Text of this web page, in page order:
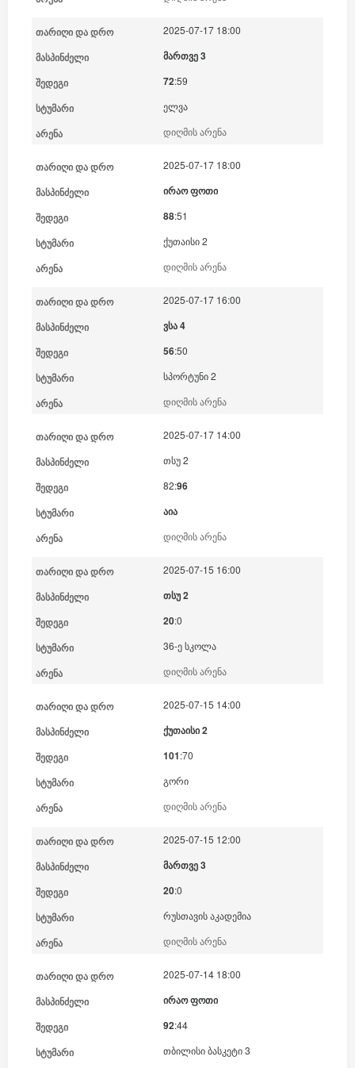
2025-07-17 18:00
მართვე 3
72:59
ელვა
დიღმის არენა
2025-07-17 18:00
ირაო ფოთი
88:51
ქუთაისი 2
დიღმის არენა
2025-07-17 16:00
ვსა 4
56:50
სპორტუნი 2
დიღმის არენა
2025-07-17 14:00
თსუ 2
82:96
აია
დიღმის არენა
2025-07-15 16:00
თსუ 2
20:0
36-ე სკოლა
დიღმის არენა
2025-07-15 14:00
ქუთაისი 2
101:70
გორი
დიღმის არენა
2025-07-15 12:00
მართვე 3
20:0
რუსთავის აკადემია
დიღმის არენა
2025-07-14 18:00
ირაო ფოთი
92:44
თბილისი ბასკეტი 3